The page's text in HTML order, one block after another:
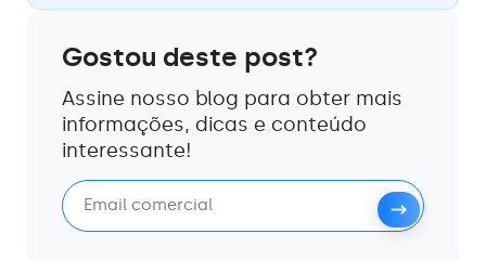
Gostou deste post?
Assine nosso blog para obter mais
informações, dicas e conteúdo
interessante!